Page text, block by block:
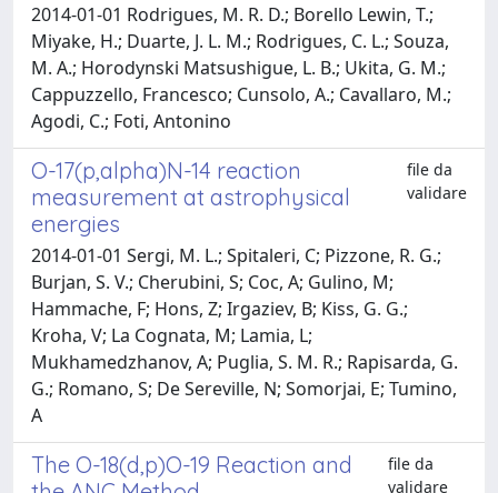
2014-01-01 Rodrigues, M. R. D.; Borello Lewin, T.;
Miyake, H.; Duarte, J. L. M.; Rodrigues, C. L.; Souza,
M. A.; Horodynski Matsushigue, L. B.; Ukita, G. M.;
Cappuzzello, Francesco; Cunsolo, A.; Cavallaro, M.;
Agodi, C.; Foti, Antonino
O-17(p,alpha)N-14 reaction
measurement at astrophysical
energies
file da
validare
2014-01-01 Sergi, M. L.; Spitaleri, C; Pizzone, R. G.;
Burjan, S. V.; Cherubini, S; Coc, A; Gulino, M;
Hammache, F; Hons, Z; Irgaziev, B; Kiss, G. G.;
Kroha, V; La Cognata, M; Lamia, L;
Mukhamedzhanov, A; Puglia, S. M. R.; Rapisarda, G.
G.; Romano, S; De Sereville, N; Somorjai, E; Tumino,
A
The O-18(d,p)O-19 Reaction and
file da
validare